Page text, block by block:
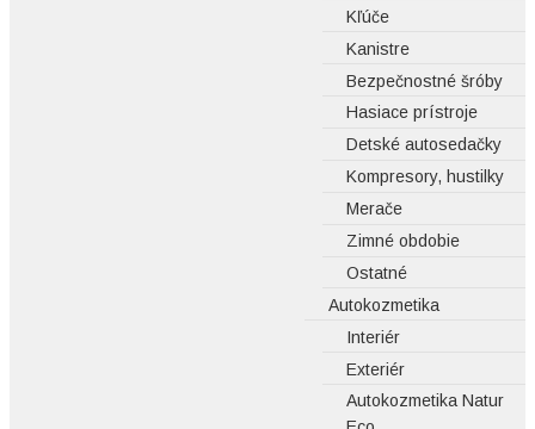
Kľúče
Kanistre
Bezpečnostné šróby
Hasiace prístroje
Detské autosedačky
Kompresory, hustilky
Merače
Zimné obdobie
Ostatné
Autokozmetika
Interiér
Exteriér
Autokozmetika Natur